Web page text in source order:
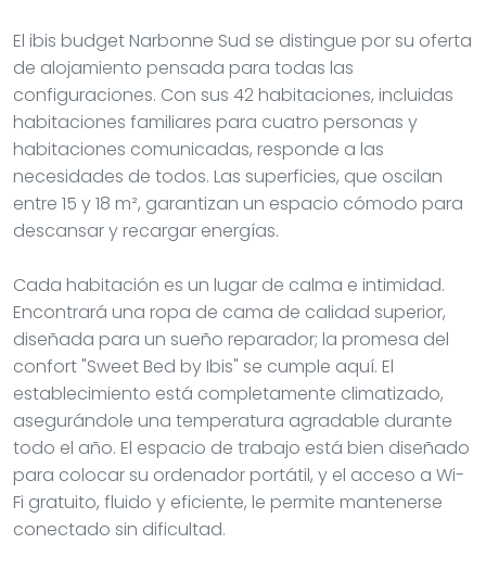
El ibis budget Narbonne Sud se distingue por su oferta
de alojamiento pensada para todas las
configuraciones. Con sus 42 habitaciones, incluidas
habitaciones familiares para cuatro personas y
habitaciones comunicadas, responde a las
necesidades de todos. Las superficies, que oscilan
entre 15 y 18 m², garantizan un espacio cómodo para
descansar y recargar energías.
Cada habitación es un lugar de calma e intimidad.
Encontrará una ropa de cama de calidad superior,
diseñada para un sueño reparador; la promesa del
confort "Sweet Bed by Ibis" se cumple aquí. El
establecimiento está completamente climatizado,
asegurándole una temperatura agradable durante
todo el año. El espacio de trabajo está bien diseñado
para colocar su ordenador portátil, y el acceso a Wi-
Fi gratuito, fluido y eficiente, le permite mantenerse
conectado sin dificultad.